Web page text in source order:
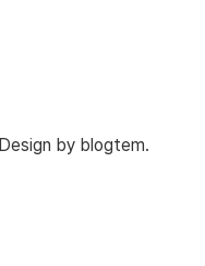
by blogtem.